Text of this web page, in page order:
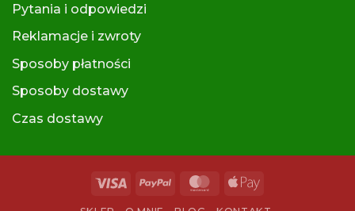
Pytania i odpowiedzi
Reklamacje i zwroty
Sposoby płatności
Sposoby dostawy
Czas dostawy
Visa PayPal MasterCardApple